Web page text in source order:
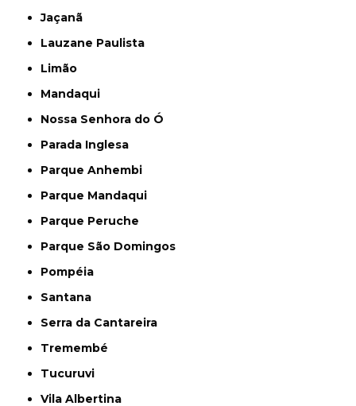
Jaçanã
Lauzane Paulista
Limão
Mandaqui
Nossa Senhora do Ó
Parada Inglesa
Parque Anhembi
Parque Mandaqui
Parque Peruche
Parque São Domingos
Pompéia
Santana
Serra da Cantareira
Tremembé
Tucuruvi
Vila Albertina